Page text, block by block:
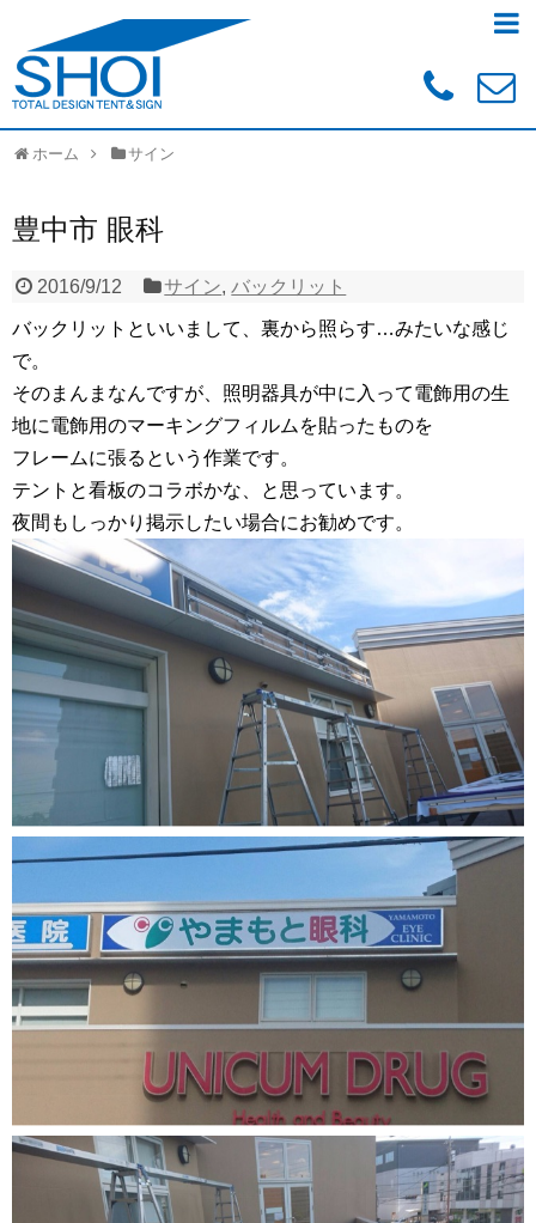
ホーム サイン
豊中市 眼科
2016/9/12 サイン,バックリット
バックリットといいまして、裏から照らす…みたいな感じ
で。
そのまんまなんですが、照明器具が中に入って電飾用の生
地に電飾用のマーキングフィルムを貼ったものを
フレームに張るという作業です。
テントと看板のコラボかな、と思っています。
夜間もしっかり掲示したい場合にお勧めです。